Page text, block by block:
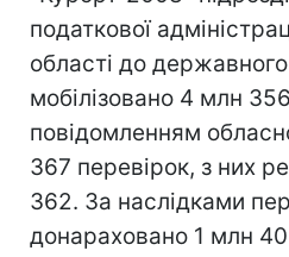
податкової
області до
мобілізовано 4 млн
повідомленням
367 перевірок, з них
362. За наслідками
донараховано 1 млн